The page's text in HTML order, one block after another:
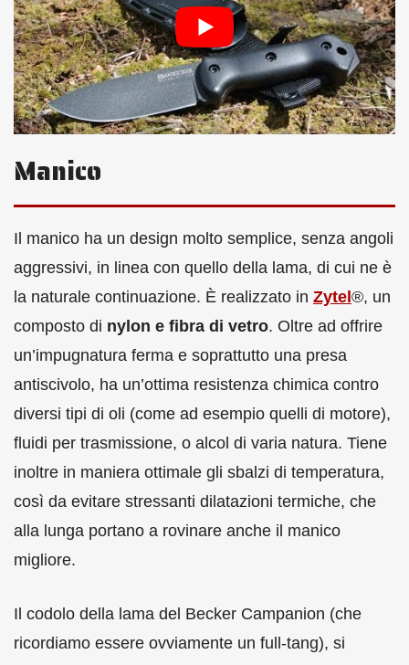
Manico
Il manico ha un design molto semplice, senza angoli
aggressivi, in linea con quello della lama, di cui ne è
la naturale continuazione. È realizzato in Zytel®, un
composto di nylon e fibra di vetro. Oltre ad offrire
un’impugnatura ferma e soprattutto una presa
antiscivolo, ha un’ottima resistenza chimica contro
diversi tipi di oli (come ad esempio quelli di motore),
fluidi per trasmissione, o alcol di varia natura. Tiene
inoltre in maniera ottimale gli sbalzi di temperatura,
così da evitare stressanti dilatazioni termiche, che
alla lunga portano a rovinare anche il manico
migliore.
Il codolo della lama del Becker Campanion (che
ricordiamo essere ovviamente un full-tang), si